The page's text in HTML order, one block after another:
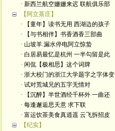
· 新西兰航空姗姗来迟 联航俱乐部
【阿立茶庄】
· 【童年】读书无用 西湖边的孩子
· 【与书相伴】书香酒香三部曲
· 山坡羊.漏水停电阿立惊蛰
· 白居易最忆是杭州 一半勾留是此
· 闲侃【极相思】这个词牌
· 浙大校门的浙江大学题字之字体变
· 试对荒城兄的五字无情对
· 【沉醉】半世酒经千杯外 一曲还
· 每逢邂逅思天意 求下联
· 富运饮茶美食真逍遥 云飞拆招皮
【纪实】